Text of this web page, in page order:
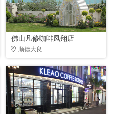
佛山凡修咖啡凤翔店
顺德大良